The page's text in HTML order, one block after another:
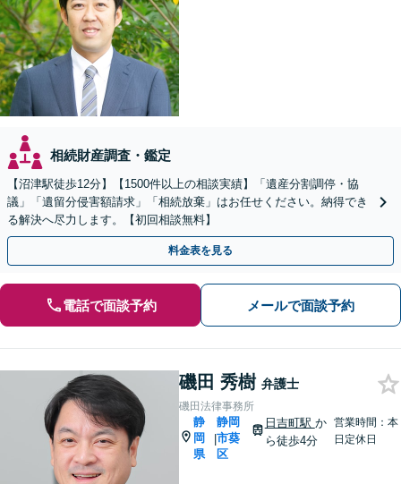
相続財産調査・鑑定
【沼津駅徒歩12分】【1500件以上の相談実績】「遺産分割調停・協
議」「遺留分侵害額請求」「相続放棄」はお任せください。納得でき
る解決へ尽力します。【初回相談無料】
料金表を見る
電話で面談予約 メールで面談予約
磯田 秀樹 弁護士
磯田法律事務所
静
岡
県
|
静岡
市葵
区
日吉町駅 か
ら徒歩4分
営業時間：本
日定休日